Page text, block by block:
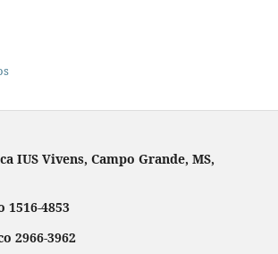
IUS Vivens, Campo Grande, MS,
1516-4853
2966-3962